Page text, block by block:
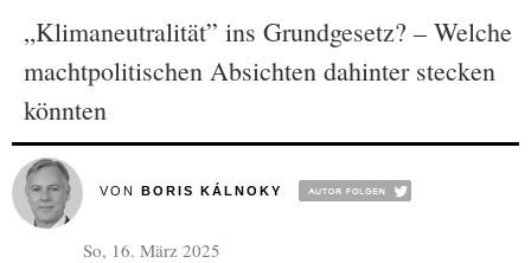
„Klimaneutralität” ins Grundgesetz? – Welche
machtpolitischen Absichten dahinter stecken
könnten
VON BORIS KÁLNOKY
So, 16. März 2025